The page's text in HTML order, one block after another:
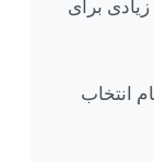
زیادی برای
انتخاب